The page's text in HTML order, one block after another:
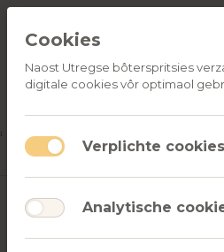
PRODUCTEN
Cookies
Naost Utregse bôterspritsies
digitale cookies vôr optimaol
Verplichte cookies
Analytische